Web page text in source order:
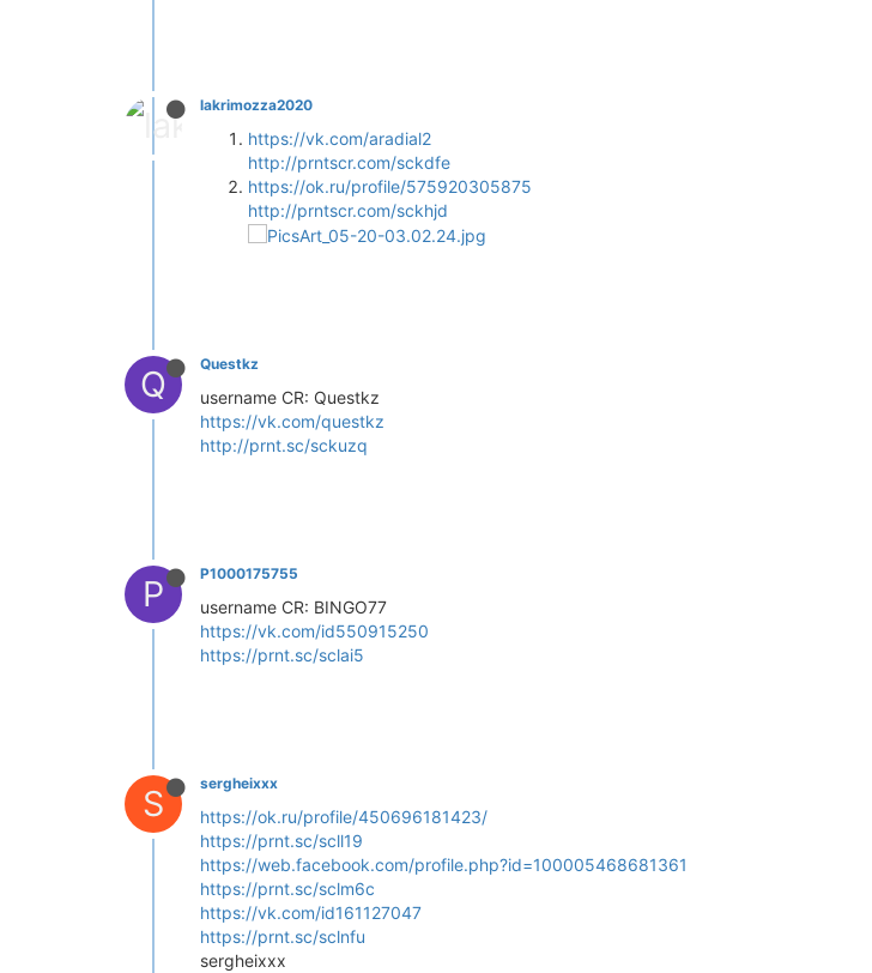
lakrimozza2020
https://vk.com/aradial2
http://prntscr.com/sckdfe
https://ok.ru/profile/575920305875
http://prntscr.com/sckhjd
Q Questkz
username CR: Questkz
https://vk.com/questkz
http://prnt.sc/sckuzq
P P1000175755
username CR: BINGO77
https://vk.com/id550915250
https://prnt.sc/sclai5
S sergheixxx
https://ok.ru/profile/450696181423/
https://prnt.sc/scll19
https://web.facebook.com/profile.php?id=100005468681361
https://prnt.sc/sclm6c
https://vk.com/id161127047
https://prnt.sc/sclnfu
sergheixxx